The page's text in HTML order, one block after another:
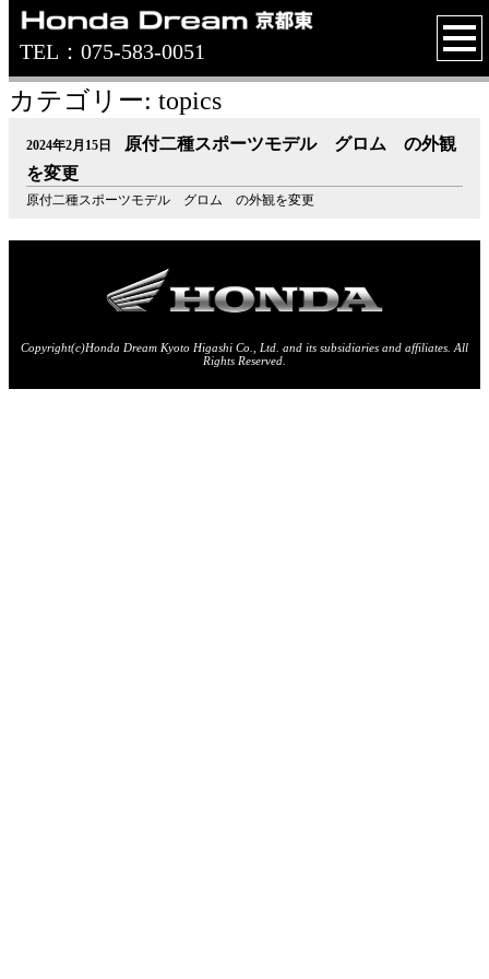
TEL：075-583-0051
カテゴリー: topics
2024年2月15日
原付二種スポーツモデル グロム の外観
を変更
原付二種スポーツモデル グロム の外観を変更
Copyright(c)Honda Dream Kyoto Higashi Co., Ltd. and its subsidiaries and affiliates. All
Rights Reserved.